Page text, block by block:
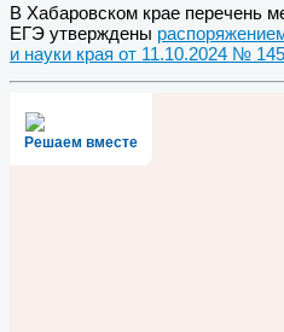
В Хабаровском крае перечень
ЕГЭ утверждены
и науки края от 11.10.2024 №
Решаем вместе